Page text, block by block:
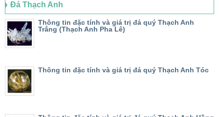
Đá Thạch Anh
Thông tin đặc tính và giá trị đá quý Thạch Anh
Trắng (Thạch Anh Pha Lê)
Thông tin đặc tính và giá trị đá quý Thạch Anh Tóc